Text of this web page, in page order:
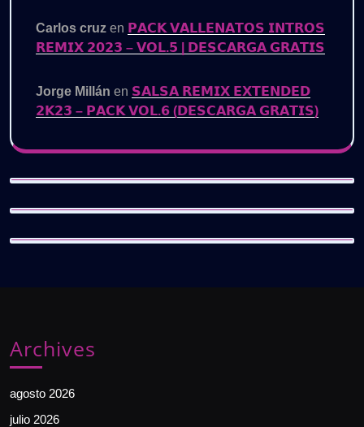
Carlos cruz en 𝗣𝗔𝗖𝗞 𝗩𝗔𝗟𝗟𝗘𝗡𝗔𝗧𝗢𝗦 𝗜𝗡𝗧𝗥𝗢𝗦
𝗥𝗘𝗠𝗜𝗫 𝟮𝟬𝟮𝟯 – 𝗩𝗢𝗟.𝟱 | 𝗗𝗘𝗦𝗖𝗔𝗥𝗚𝗔 𝗚𝗥𝗔𝗧𝗜𝗦
Jorge Millán en 𝗦𝗔𝗟𝗦𝗔 𝗥𝗘𝗠𝗜𝗫 𝗘𝗫𝗧𝗘𝗡𝗗𝗘𝗗
𝟮𝗞𝟮𝟯 – 𝗣𝗔𝗖𝗞 𝗩𝗢𝗟.𝟲 (𝗗𝗘𝗦𝗖𝗔𝗥𝗚𝗔 𝗚𝗥𝗔𝗧𝗜𝗦)
Archives
agosto 2026
julio 2026